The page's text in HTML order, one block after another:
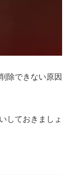
除できない原因
しておきましょ